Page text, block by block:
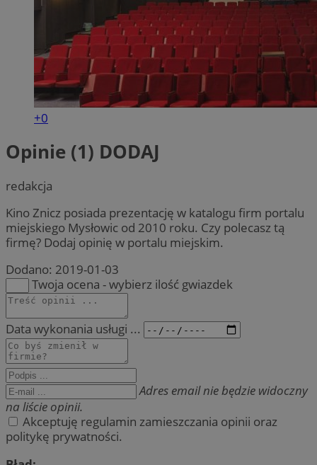
+0
Opinie (1) DODAJ
redakcja
Kino Znicz posiada prezentację w katalogu firm portalu
miejskiego Mysłowic od 2010 roku. Czy polecasz tą
firmę? Dodaj opinię w portalu miejskim.
Dodano: 2019-01-03
Twoja ocena - wybierz ilość gwiazdek
Data wykonania usługi ...
Adres email nie będzie widoczny
na liście opinii.
Akceptuję regulamin zamieszczania opinii oraz
politykę prywatności.